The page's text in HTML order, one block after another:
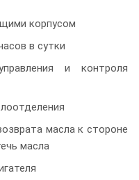
корпусом
в сутки
и контроля
масла к стороне
масла